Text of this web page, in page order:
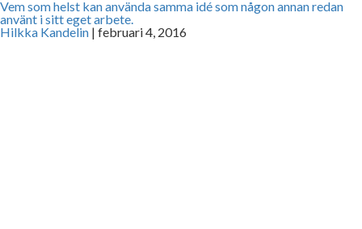
Vem som helst kan använda samma idé som någon annan redan
använt i sitt eget arbete.
Hilkka Kandelin | februari 4, 2016